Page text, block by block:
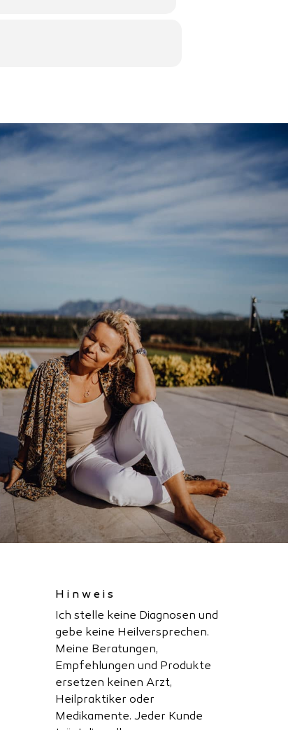
Hinweis
Ich stelle keine Diagnosen und
gebe keine Heilversprechen.
Meine Beratungen,
Empfehlungen und Produkte
ersetzen keinen Arzt,
Heilpraktiker oder
Medikamente. Jeder Kunde